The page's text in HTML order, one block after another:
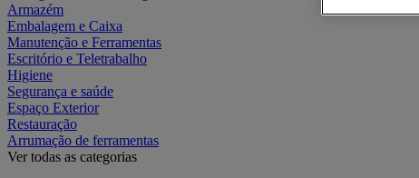
Armazém
Embalagem e Caixa
Manutenção e Ferramentas
Escritório e Teletrabalho
Higiene
Segurança e saúde
Espaço Exterior
Restauração
Arrumação de ferramentas
Ver todas as categorias